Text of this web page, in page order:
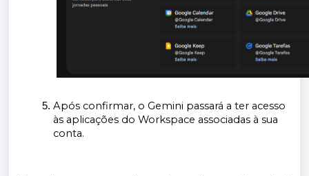
Após confirmar, o Gemini passará a ter acesso
às aplicações do Workspace associadas à sua
conta.